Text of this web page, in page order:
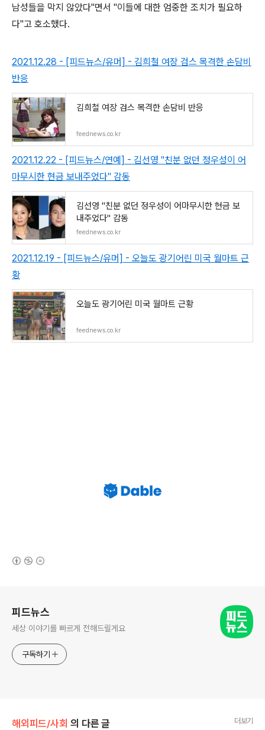
남성들을 막지 않았다"면서 "이들에 대한 엄중한 조치가 필요하
다"고 호소했다.
2021.12.28 - [피드뉴스/유머] - 김희철 여장 검스 목격한 손담비
반응
김희철 여장 검스 목격한 손담비 반응
feednews.co.kr
2021.12.22 - [피드뉴스/연예] - 김선영 "친분 없던 정우성이 어
마무시한 현금 보내주었다" 감동
김선영 "친분 없던 정우성이 어마무시한 현금 보
내주었다" 감동
feednews.co.kr
2021.12.19 - [피드뉴스/유머] - 오늘도 광기어린 미국 월마트 근
황
오늘도 광기어린 미국 월마트 근황
feednews.co.kr
피드뉴스
세상 이야기를 빠르게 전해드릴게요
구독하기
해외피드/사회 의 다른 글 더보기